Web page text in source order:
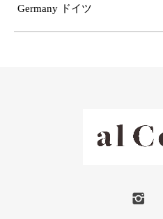
Germany ドイツ